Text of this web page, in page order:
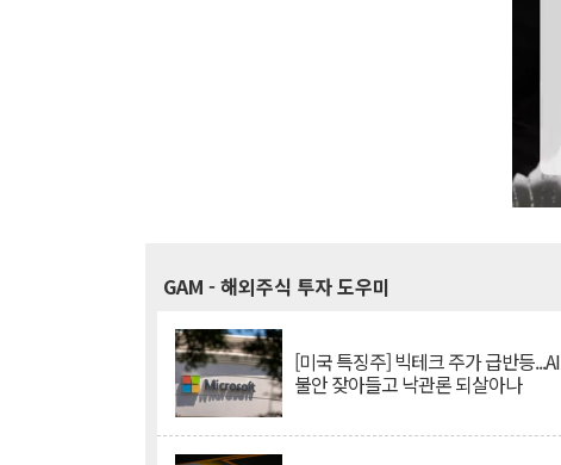
GAM - 해외주식 투자 도우미
[미국 특징주] 빅테크 주가 급반등...AI
불안 잦아들고 낙관론 되살아나